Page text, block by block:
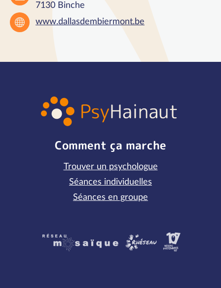
7130 Binche
www.dallasdembiermont.be
Comment ça marche
Trouver un psychologue
Séances individuelles
Séances en groupe
Partenaires